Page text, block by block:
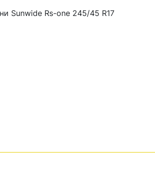
Sunwide Rs-one 245/45 R17